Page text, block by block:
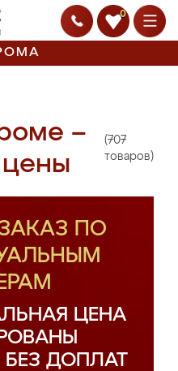
0
–
цены
(707
товаров)
ПО
ЦЕНА
ДОПЛАТ